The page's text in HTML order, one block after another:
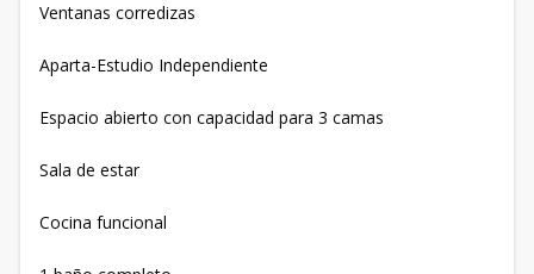
Ventanas corredizas
Aparta-Estudio Independiente
Espacio abierto con capacidad para 3 camas
Sala de estar
Cocina funcional